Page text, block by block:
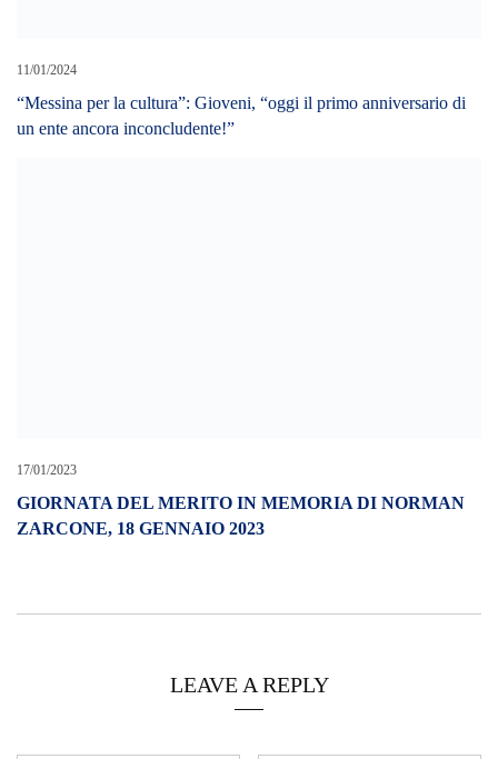
11/01/2024
“Messina per la cultura”: Gioveni, “oggi il primo anniversario di
un ente ancora inconcludente!”
17/01/2023
GIORNATA DEL MERITO IN MEMORIA DI NORMAN
ZARCONE, 18 GENNAIO 2023
LEAVE A REPLY